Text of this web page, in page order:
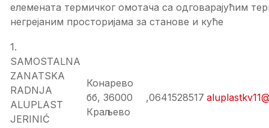
елемената термичког омотача са одговарајућим
негрејаним просторијама за станове и куће
1.
SAMOSTALNA
ZANATSKA
RADNJA
ALUPLAST
JERINIĆ
Конарево
бб, 36000
Краљево
,0641528517